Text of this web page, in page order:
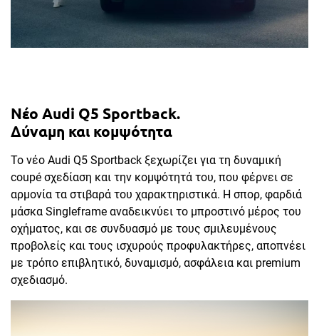
Νέο Audi Q5 Sportback.
Δύναμη και κομψότητα
Το νέο Audi Q5 Sportback ξεχωρίζει για τη δυναμική
coupé σχεδίαση και την κομψότητά του, που φέρνει σε
αρμονία τα στιβαρά του χαρακτηριστικά. Η σπορ, φαρδιά
μάσκα Singleframe αναδεικνύει το μπροστινό μέρος του
οχήματος, και σε συνδυασμό με τους σμιλευμένους
προβολείς και τους ισχυρούς προφυλακτήρες, αποπνέει
με τρόπο επιβλητικό, δυναμισμό, ασφάλεια και premium
σχεδιασμό.